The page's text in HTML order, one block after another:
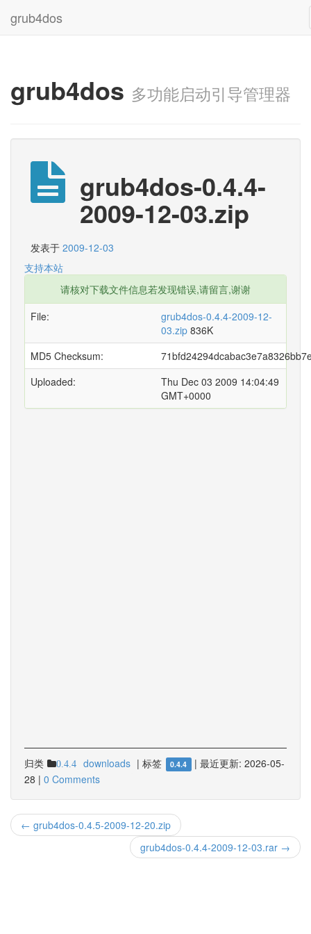
grub4dos
grub4dos 多功能启动引导管理器
grub4dos-0.4.4-
2009-12-03.zip
发表于 2009-12-03
支持本站
请核对下载文件信息若发现错误,请留言,谢谢
File:
grub4dos-0.4.4-2009-12-
03.zip 836K
MD5 Checksum:
Uploaded:
Thu Dec 03 2009 14:04:49
GMT+0000
归类 0.4.4 downloads | 标签 0.4.4 | 最近更新: 2026-05-
28 | 0 Comments
← grub4dos-0.4.5-2009-12-20.zip
grub4dos-0.4.4-2009-12-03.rar →